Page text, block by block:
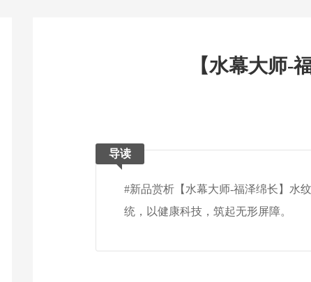
【水幕大师-
导读
#新品赏析【水幕大师-福泽绵长】水
统，以健康科技，筑起无形屏障。